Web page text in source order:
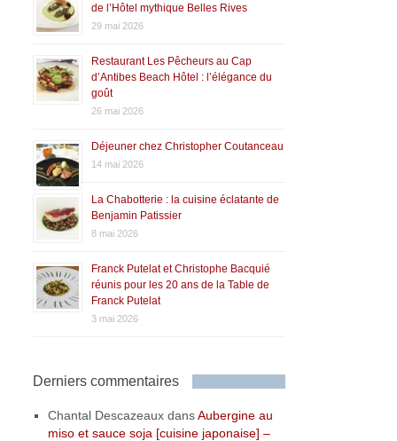
de l’Hôtel mythique Belles Rives
29 mai 2026
Restaurant Les Pêcheurs au Cap
d’Antibes Beach Hôtel : l’élégance du
goût
26 mai 2026
Déjeuner chez Christopher Coutanceau
14 mai 2026
La Chabotterie : la cuisine éclatante de
Benjamin Patissier
8 mai 2026
Franck Putelat et Christophe Bacquié
réunis pour les 20 ans de la Table de
Franck Putelat
3 mai 2026
Derniers commentaires
Chantal Descazeaux dansAubergine au
miso et sauce soja [cuisine japonaise] –